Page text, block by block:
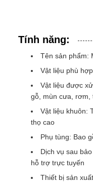
Tính năng:
Tên sản phẩm:
Vật liệu phù
Vật liệu được
gỗ, mùn cưa, rơm,
Vật liệu khuôn:
thọ cao
Phụ tùng: Bao
Dịch vụ sau
hỗ trợ trực tuyến
Thiết bị sản